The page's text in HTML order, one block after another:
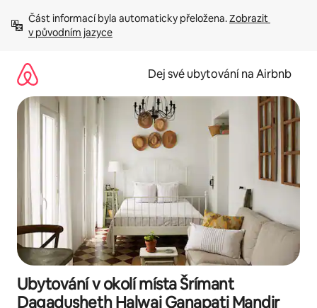
obsah
Část informací byla automaticky přeložena. Zobrazit
v původním jazyce
Dej své ubytování na Airbnb
Ubytování v okolí místa Šrímant
Dagadusheth Halwai Ganapati Mandir